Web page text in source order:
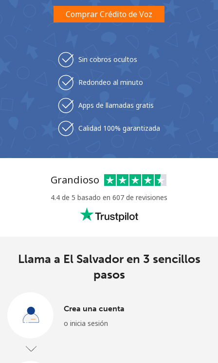
Mínimo 8 caracteres
Una letra mayúscula y una minúscula
Un caracter especial
Mantente en contacto para recibir nuestras mejores
Únete
¡Hola!
Comprar Crédito de Voz
Sin cobros ocultos
Redondeo al minuto
Apps de llamadas gratis
Calidad 100% garantizada
Grandioso
4.4 de 5 basado en 607 de revisiones
Llama a El Salvador en 3 sencillos
pasos
Crea una cuenta
o inicia sesión